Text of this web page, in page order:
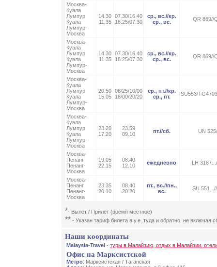
Москва-
Куала
Лумпур
Куала
Лумпур-
Москва
14.30
11.35
07.30/16.40
18.25/07.30
ср., вс.//кр.
ср., вс.
QR 869//
Москва-
Куала
Лумпур
Куала
Лумпур-
Москва
14.30
11.35
07.30/16.40
18.25/07.30
ср., вс.//кр.
ср., вс.
QR 869//
Москва-
Куала
Лумпур
Куала
Лумпур-
Москва
20.50
15.05
08/25/10/00
18/00/20/20
ср., пт.//кр.
ср., пт.
SU553/
Москва-
Куала
Лумпур
Куала
Лумпур-
Москва
23.20
17.20
23.59
09.10
пт.//сб. UN
Москва-
Пенанг
Пенанг-
Москва
19.05
22.15
08.40
12.10
ежедневно LH
Москва-
Пенанг
Пенанг-
Москва
23.35
20.10
08.40
20.20
пт., вс.//пн.,
вс.
SU
*- Вылет / Прилет (время местное)
** - Указан тариф билета в у.е. туда и обратно, не включая
Наши координаты
Malaysia-Travel - туры в Малайзию, отдых в Малайзии,
Офис на Марксистской
Метро: Марксистская / Таганская